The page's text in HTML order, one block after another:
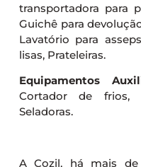
transportadora para
Guichê para
Lavatório para
lisas, Prateleiras.
Equipamentos
Cortador de frios,
Seladoras.
A Cozil, há mais